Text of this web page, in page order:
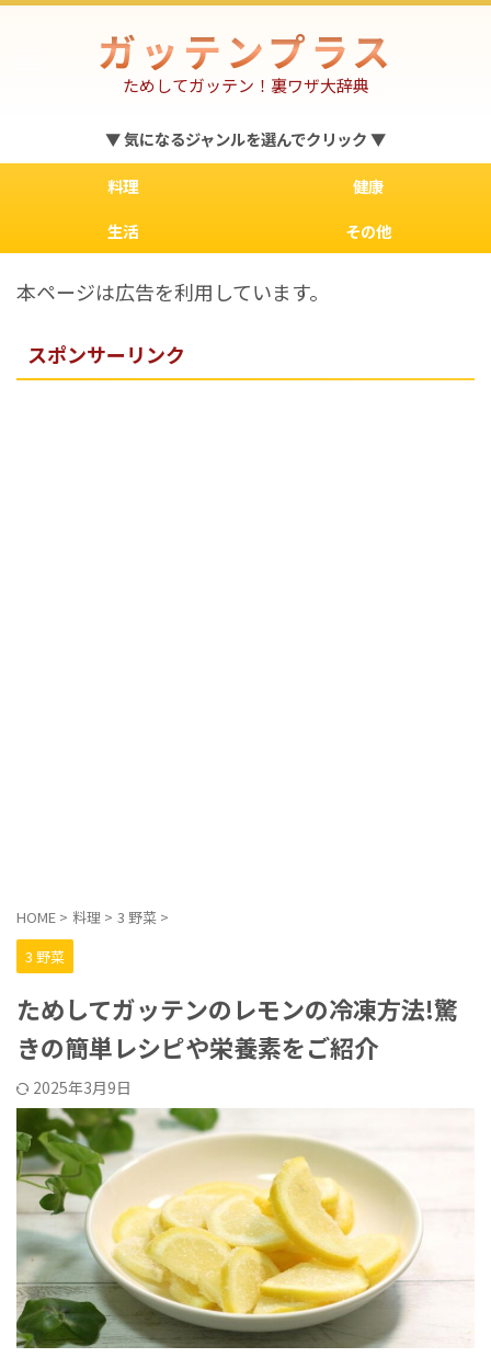
ガッテンプラス
ためしてガッテン！裏ワザ大辞典
▼ 気になるジャンルを選んでクリック ▼
料理
健康
生活
その他
本ページは広告を利用しています。
スポンサーリンク
HOME > 料理 > 3 野菜 >
3 野菜
ためしてガッテンのレモンの冷凍方法!驚
きの簡単レシピや栄養素をご紹介
2025年3月9日